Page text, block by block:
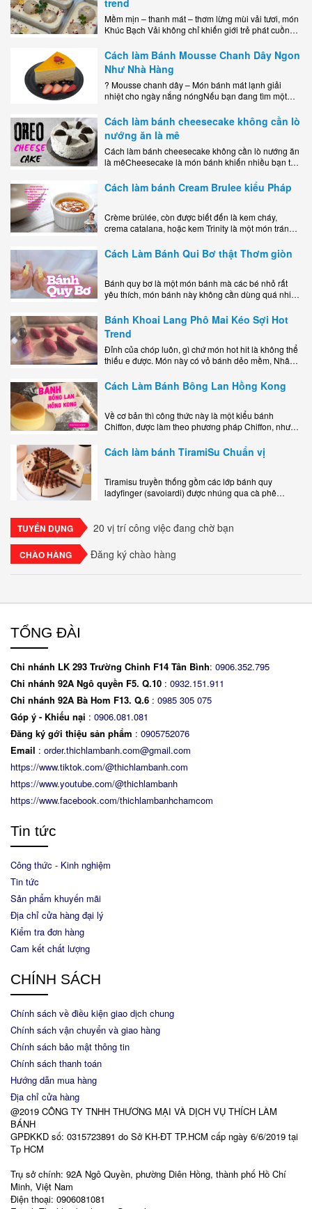
Mềm mịn – thanh mát – thơm lừng mùi vải tươi, món
Khúc Bạch Vải không chỉ khiến giới trẻ phát cuồng
Cách làm Bánh Mousse Chanh Dây Ngon
Như Nhà Hàng
? Mousse chanh dây – Món bánh mát lạnh giải
nhiệt cho ngày nắng nóngNếu bạn đang tìm một
dễ..
Cách làm bánh cheesecake không cần lò
nướng ăn là mê
Cách làm bánh cheesecake không cần lò nướng ăn
là mêCheesecake là món bánh khiến nhiều bạn trẻ
kem..
Cách làm bánh Cream Brulee kiểu Pháp
Crème brûlée, còn được biết đến là kem cháy,
crema catalana, hoặc kem Trinity là một món tráng
lớp..
Cách Làm Bánh Qui Bơ thật Thơm giòn
Bánh quy bơ là một món bánh mà các bé nhỏ rất
yêu thích, món bánh này không cần dùng quá nhiều
Bánh Khoai Lang Phô Mai Kéo Sợi Hot
Trend
Đỉnh của chóp luôn, gì chứ món hot hit là không thể
thiếu e được. Món này có vỏ bánh dẻo mềm, Nhân
Cách Làm Bánh Bông Lan Hồng Kong
Về cơ bản thì công thức này là một kiểu bánh
Chiffon, được làm theo phương pháp Chiffon, nhưng
ngon, làm..
Cách làm bánh TiramiSu Chuẩn vị
Tiramisu truyền thống gồm các lớp bánh quy
ladyfinger (savoiardi) được nhúng qua cà phê
TUYỂN DỤNG 20 vị trí công việc đang chờ bạn
CHÀO HÀNG Đăng ký chào hàng
TỔNG ĐÀI
Chi nhánh LK 293 Trường Chinh F14 Tân Bình: 0906.352.795
Chi nhánh 92A Ngô quyền F5. Q.10 : 0932.151.911
Chi nhánh 92A Bà Hom F13. Q.6 : 0985 305 075
Góp ý - Khiếu nại : 0906.081.081
Đăng ký gới thiệu sản phẩm : 0905752076
Email : order.thichlambanh.com@gmail.com
https://www.tiktok.com/@thichlambanh.com
https://www.youtube.com/@thichlambanh
https://www.facebook.com/thichlambanhchamcom
Tin tức
Công thức - Kinh nghiệm
Tin tức
Sản phẩm khuyến mãi
Địa chỉ cửa hàng đại lý
Kiểm tra đơn hàng
Cam kết chất lượng
CHÍNH SÁCH
Chính sách về điều kiện giao dịch chung
Chính sách vận chuyển và giao hàng
Chính sách bảo mật thông tin
Chính sách thanh toán
Hướng dẫn mua hàng
Địa chỉ cửa hàng
@2019 CÔNG TY TNHH THƯƠNG MẠI VÀ DỊCH VỤ THÍCH LÀM
BÁNH
GPĐKKD số: 0315723891 do Sở KH-ĐT TP.HCM cấp ngày 6/6/2019 tại
Tp HCM
Trụ sở chính: 92A Ngô Quyền, phường Diên Hồng, thành phố Hồ Chí
Minh, Việt Nam
Điện thoại: 0906081081